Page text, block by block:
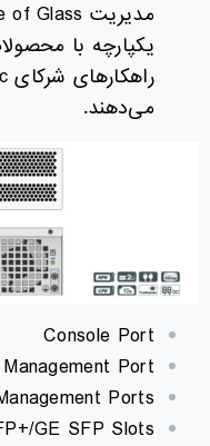
یکپارچه با
می‌دهند.
Console Port
Port
Ports
GE SFP Slots